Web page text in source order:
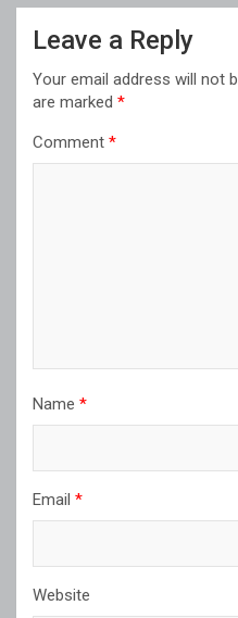
Leave a Reply
Your email address will not
are marked *
Comment *
Name *
Email *
Website